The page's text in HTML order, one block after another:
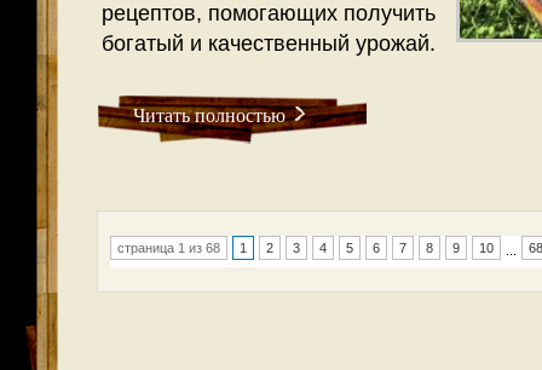
рецептов, помогающих получить
богатый и качественный урожай.
Читать полностью
страница 1 из 68 1 2 3 4 5 6 7 8 9 10 68